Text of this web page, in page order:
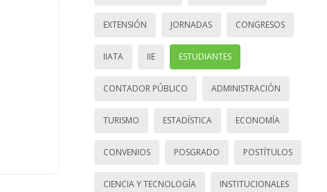
EXTENSIÓN JORNADAS CONGRESOS
IIATA IIE ESTUDIANTES
CONTADOR PÚBLICO ADMINISTRACIÓN
TURISMO ESTADÍSTICA ECONOMÍA
CONVENIOS POSGRADO POSTÍTULOS
CIENCIA Y TECNOLOGÍA INSTITUCIONALES